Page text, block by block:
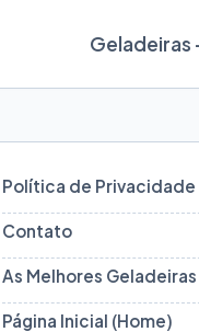
Geladeiras
Política de Privacidade
Contato
As Melhores
Página Inicial (Home)